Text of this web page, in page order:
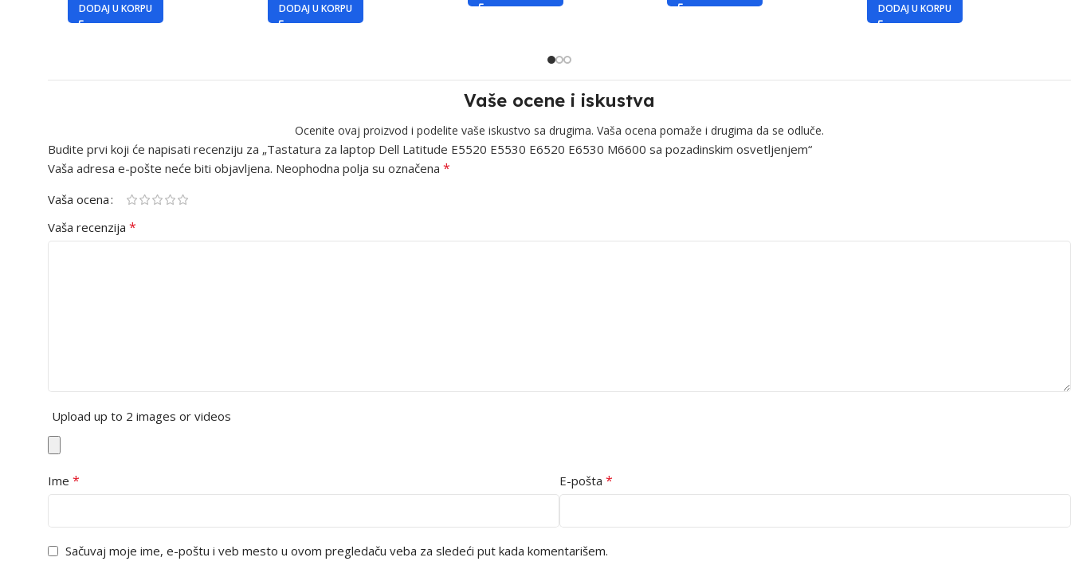
DODAJ U KORPU DODAJ U KORPU DODAJ U KORPU
Vaše ocene i iskustva
Ocenite ovaj proizvod i podelite vaše iskustvo sa drugima. Vaša ocena pomaže i drugima da se odluče.
Budite prvi koji će napisati recenziju za „Tastatura za laptop Dell Latitude E5520 E5530 E6520 E6530 M6600 sa pozadinskim osvetljenjem“
Vaša adresa e-pošte neće biti objavljena. Neophodna polja su označena *
Vaša ocena
Vaša recenzija *
Upload up to 2 images or videos
Ime * E-pošta *
Sačuvaj moje ime, e-poštu i veb mesto u ovom pregledaču veba za sledeći put kada komentarišem.